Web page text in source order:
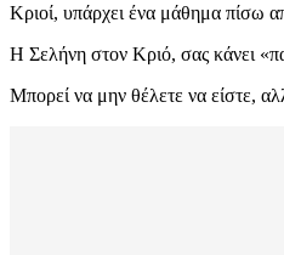
Κριοί, υπάρχει ένα μάθημα πίσω
Η Σελήνη στον Κριό, σας κάνει
Μπορεί να μην θέλετε να είστε,